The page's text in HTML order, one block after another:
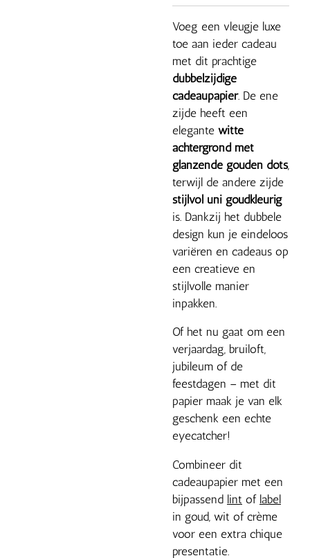
Voeg een vleugje luxe
toe aan ieder cadeau
met dit prachtige
dubbelzijdige
cadeaupapier. De ene
zijde heeft een
elegante witte
achtergrond met
glanzende gouden dots,
terwijl de andere zijde
stijlvol uni goudkleurig
is. Dankzij het dubbele
design kun je eindeloos
variëren en cadeaus op
een creatieve en
stijlvolle manier
inpakken.
Of het nu gaat om een
verjaardag, bruiloft,
jubileum of de
feestdagen – met dit
papier maak je van elk
geschenk een echte
eyecatcher!
Combineer dit
cadeaupapier met een
bijpassend lint of label
in goud, wit of crème
voor een extra chique
presentatie.